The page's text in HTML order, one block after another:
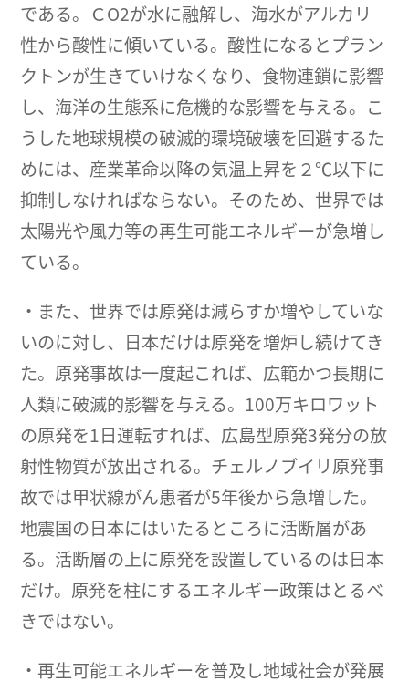
である。ＣО2が水に融解し、海水がアルカリ
性から酸性に傾いている。酸性になるとプラン
クトンが生きていけなくなり、食物連鎖に影響
し、海洋の生態系に危機的な影響を与える。こ
うした地球規模の破滅的環境破壊を回避するた
めには、産業革命以降の気温上昇を２℃以下に
抑制しなければならない。そのため、世界では
太陽光や風力等の再生可能エネルギーが急増し
ている。
・また、世界では原発は減らすか増やしていな
いのに対し、日本だけは原発を増炉し続けてき
た。原発事故は一度起これば、広範かつ長期に
人類に破滅的影響を与える。100万キロワット
の原発を1日運転すれば、広島型原発3発分の放
射性物質が放出される。チェルノブイリ原発事
故では甲状線がん患者が5年後から急増した。
地震国の日本にはいたるところに活断層があ
る。活断層の上に原発を設置しているのは日本
だけ。原発を柱にするエネルギー政策はとるべ
きではない。
・再生可能エネルギーを普及し地域社会が発展